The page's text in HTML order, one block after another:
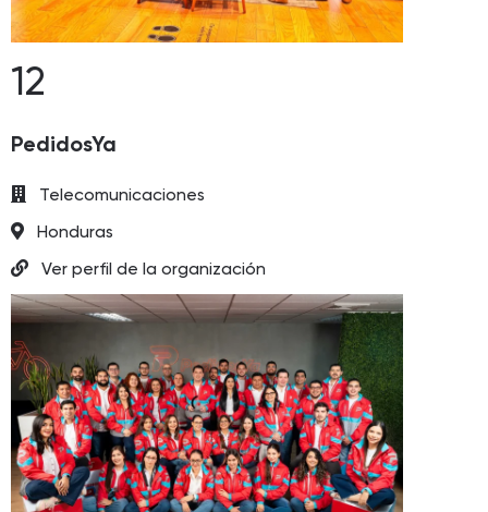
12
PedidosYa
Telecomunicaciones
Honduras
Ver perfil de la organización